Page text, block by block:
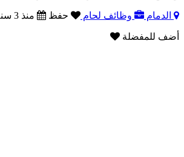
الدمام وظائف لحام حفظ منذ 3 سنة 8 شهر
أضف للمفضلة